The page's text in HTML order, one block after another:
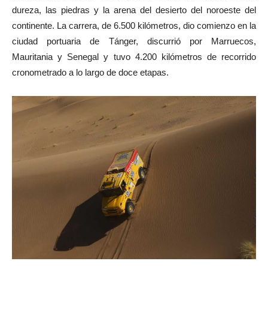
dureza, las piedras y la arena del desierto del noroeste del
continente. La carrera, de 6.500 kilómetros, dio comienzo en la
ciudad portuaria de Tánger, discurrió por Marruecos,
Mauritania y Senegal y tuvo 4.200 kilómetros de recorrido
cronometrado a lo largo de doce etapas.